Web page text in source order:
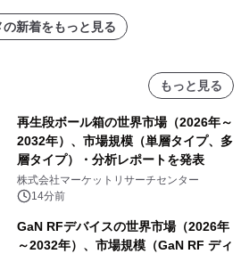
の新着をもっと見る
もっと見る
再生段ボール箱の世界市場（2026年～
2032年）、市場規模（単層タイプ、多
層タイプ）・分析レポートを発表
株式会社マーケットリサーチセンター
14分前
GaN RFデバイスの世界市場（2026年
～2032年）、市場規模（GaN RF ディ